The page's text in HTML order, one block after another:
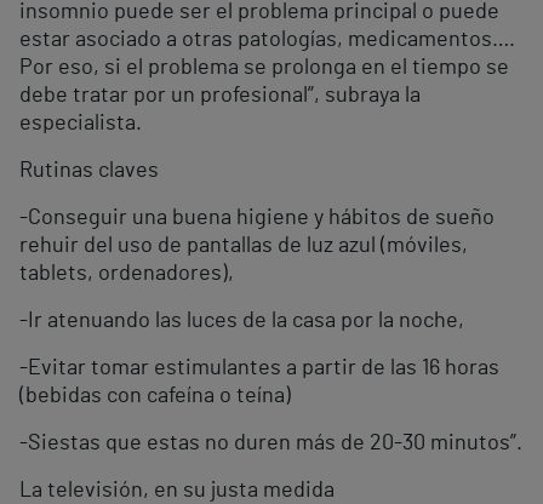
insomnio puede ser el problema principal o puede
estar asociado a otras patologías, medicamentos….
Por eso, si el problema se prolonga en el tiempo se
debe tratar por un profesional”, subraya la
especialista.
Rutinas claves
-Conseguir una buena higiene y hábitos de sueño
rehuir del uso de pantallas de luz azul (móviles,
tablets, ordenadores),
-Ir atenuando las luces de la casa por la noche,
-Evitar tomar estimulantes a partir de las 16 horas
(bebidas con cafeína o teína)
-Siestas que estas no duren más de 20-30 minutos”.
La televisión, en su justa medida